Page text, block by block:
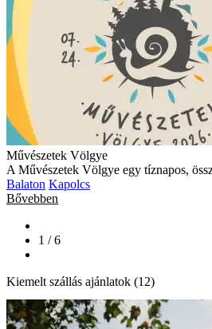
Művészetek Völgye
A Művészetek Völgye egy tíznapos,
Balaton Kapolcs
Bővebben
1 / 6
Kiemelt szállás ajánlatok (12)